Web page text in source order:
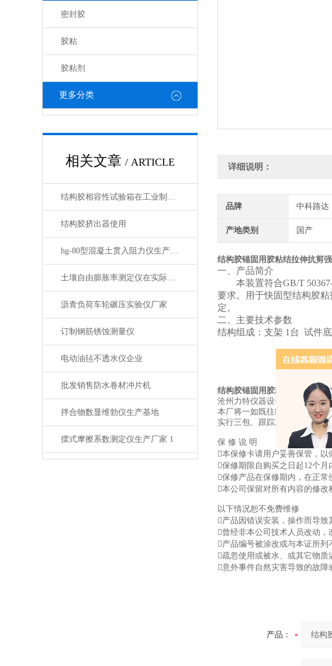
密封胶
胶粘
胶粘剂
更多分类
相关文章 / ARTICLE
结构胶相容性试验箱在工业制造中的应用
结构胶挤出器使用
hg-80型混凝土贯入阻力仪生产公司名录
土壤自由膨胀率测定仪在实际操作中的常见问题相应解决方法分享
沥青负荷车轮碾压实验仪厂家
订制钢筋锈蚀测量仪
电动油毡不透水仪企业
批发销售防水卷材冲片机
拌合物数显维勃仪生产基地
摆式摩擦系数测定仪生产厂家 1
详细说明：
品牌 中科路达
产地类别 国产
结构胶锚固用胶粘结拉伸抗剪
一、产品简介
本装置符合GB/T
要求。用于快固型结构胶
定。
二、 主要技术参数
结构组成：支架 1台 试件
结构胶锚固用胶粘结拉伸抗剪
沧州力特仪器设备有限公司位
本厂将一如既往以品种齐全，
实行三包、跟踪服务等经营原
保 修 说 明
本保修卡请用户妥善保管，以
保修期限自购买之日起12个月
保修产品在保修期内，在正
本公司保留对所有内容的修改
以下情况恕不免费维修
产品因错误安装，操作而导致
曾经非本公司技术人员改动，
产品编号被涂改或与本证所列
疏忽使用或被水、或其它物质
意外事件自然灾害导致的故障
产品：